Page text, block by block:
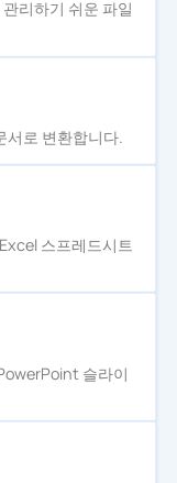
리하기 쉬운 파일
서로 변환합니다.
스프레드시트
슬라이